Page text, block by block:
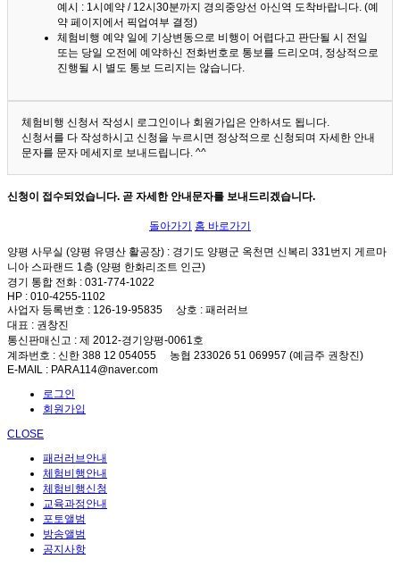
예시 : 1시예약 / 12시30분까지 경의중앙선 아신역 도착바랍니다. (예
약 페이지에서 픽업여부 결정)
체험비행 예약 일에 기상변동으로 비행이 어렵다고 판단될 시 전일
또는 당일 오전에 예약하신 전화번호로 통보를 드리오며, 정상적으로
진행될 시 별도 통보 드리지는 않습니다.
체험비행 신청서 작성시 로그인이나 회원가입은 안하셔도 됩니다.
신청서를 다 작성하시고 신청을 누르시면 정상적으로 신청되며 자세한 안내
문자를 문자 메세지로 보내드립니다. ^^
신청이 접수되었습니다. 곧 자세한 안내문자를 보내드리겠습니다.
돌아가기 홈 바로가기
양평 사무실 (양평 유명산 활공장) : 경기도 양평군 옥천면 신복리 331번지 게르마
니아 스파랜드 1층 (양평 한화리조트 인근)
경기 통합 전화 : 031-774-1022
HP : 010-4255-1102
사업자 등록번호 : 126-19-95835 상호 : 패러러브
대표 : 권창진
통신판매신고 : 제 2012-경기양평-0061호
계좌번호 : 신한 388 12 054055 농협 233026 51 069957 (예금주 권창진)
E-MAIL : PARA114@naver.com
로그인
회원가입
CLOSE
패러러브안내
체험비행안내
체험비행신청
교육과정안내
포토앨범
방송앨범
공지사항